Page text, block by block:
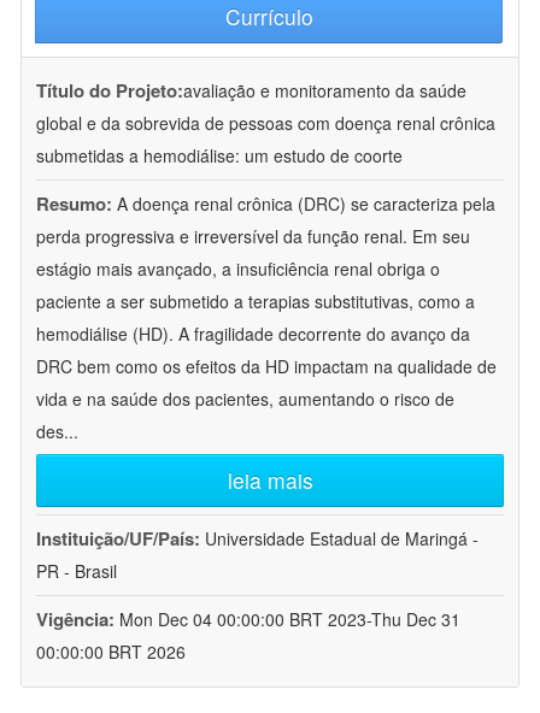
Currículo
Título do Projeto:avaliação e monitoramento da saúde
global e da sobrevida de pessoas com doença renal crônica
submetidas a hemodiálise: um estudo de coorte
Resumo: A doença renal crônica (DRC) se caracteriza pela
perda progressiva e irreversível da função renal. Em seu
estágio mais avançado, a insuficiência renal obriga o
paciente a ser submetido a terapias substitutivas, como a
hemodiálise (HD). A fragilidade decorrente do avanço da
DRC bem como os efeitos da HD impactam na qualidade de
vida e na saúde dos pacientes, aumentando o risco de
des...
leia mais
Instituição/UF/País: Universidade Estadual de Maringá -
PR - Brasil
Vigência: Mon Dec 04 00:00:00 BRT 2023-Thu Dec 31
00:00:00 BRT 2026